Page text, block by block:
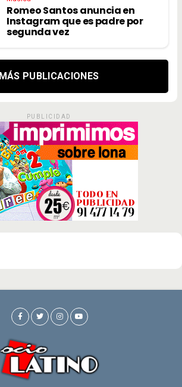
Romeo Santos anuncia en
Instagram que es padre por
segunda vez
MÁS PUBLICACIONES
PUBLICIDAD